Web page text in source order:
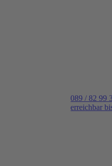
089 / 82 99
erreichbar